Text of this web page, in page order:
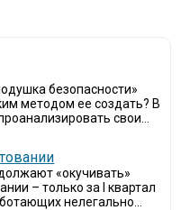
безопасности»
методом ее создать? В
свои...
«окучивать»
– только за I квартал
нелегально...